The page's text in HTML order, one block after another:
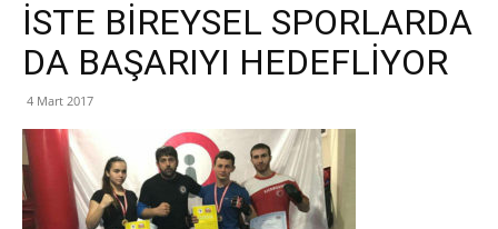
İSTE BİREYSEL SPORLARDA
DA BAŞARIYI HEDEFLİYOR
4 Mart 2017